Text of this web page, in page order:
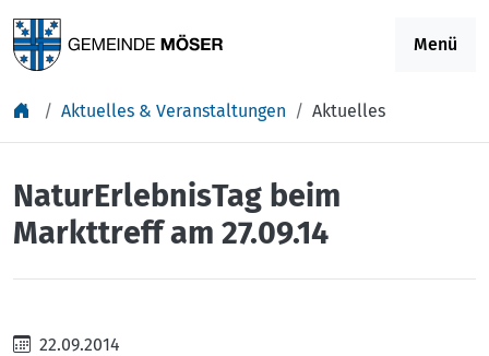
Menü
Aktuelles & Veranstaltungen Aktuelles
NaturErlebnisTag beim
Markttreff am 27.09.14
22.09.2014